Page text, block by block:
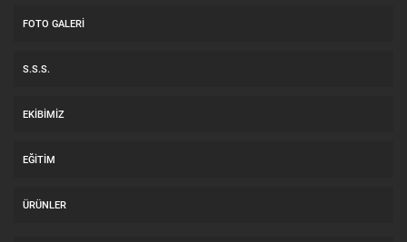
FOTO GALERI
S.S.S.
EKIBIMIZ
EĞITIM
ÜRÜNLER